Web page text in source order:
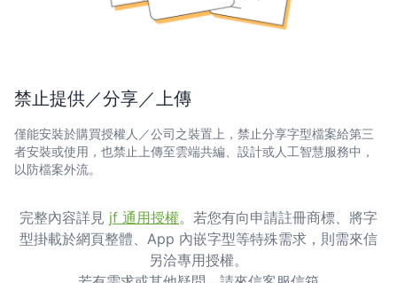
禁止提供／分享／上傳
僅能安裝於購買授權人／公司之裝置上，禁止分享字型檔案給第三
者安裝或使用，也禁止上傳至雲端共編、設計或人工智慧服務中，
以防檔案外流。
完整內容詳見 jf 通用授權。若您有向申請註冊商標、將字
型掛載於網頁整體、App 內嵌字型等特殊需求，則需來信
另洽專用授權。